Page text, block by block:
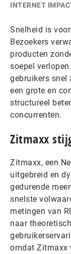
INTERNET
Snelheid is
Bezoekers
producten
soepel
gebruikers snel
een grote en
structureel
concurrenten.
Zitmaxx
Zitmaxx, een
uitgebreid en
gedurende
snelste
metingen van
naar
omdat Zitmaxx